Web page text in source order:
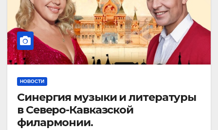
НОВОСТИ
Синергия музыки и литературы
в Северо-Кавказской
филармонии.